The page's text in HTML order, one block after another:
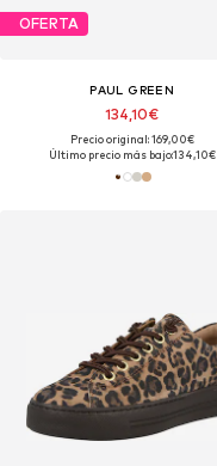
OFERTA
PAUL GREEN
134,10€
Precio original: 169,00€
Último precio más bajo:134,10€